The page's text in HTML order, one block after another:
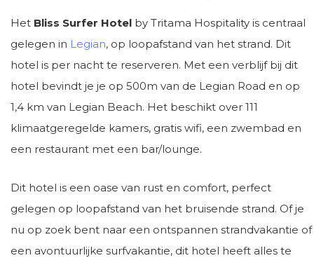
Het Bliss Surfer Hotel by Tritama Hospitality is centraal
gelegen in Legian, op loopafstand van het strand. Dit
hotel is per nacht te reserveren. Met een verblijf bij dit
hotel bevindt je je op 500m van de Legian Road en op
1,4 km van Legian Beach. Het beschikt over 111
klimaatgeregelde kamers, gratis wifi, een zwembad en
een restaurant met een bar/lounge.
Dit hotel is een oase van rust en comfort, perfect
gelegen op loopafstand van het bruisende strand. Of je
nu op zoek bent naar een ontspannen strandvakantie of
een avontuurlijke surfvakantie, dit hotel heeft alles te